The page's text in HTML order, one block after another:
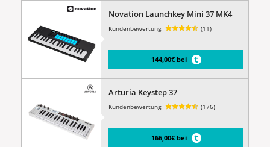
Novation Launchkey Mini 37 MK4
Kundenbewertung: (11)
144,00€ bei
Arturia Keystep 37
Kundenbewertung: (176)
166,00€ bei